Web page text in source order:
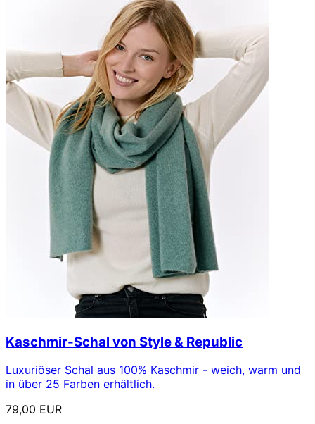
Kaschmir-Schal von Style & Republic
Luxuriöser Schal aus 100% Kaschmir - weich, warm und
in über 25 Farben erhältlich.
79,00 EUR